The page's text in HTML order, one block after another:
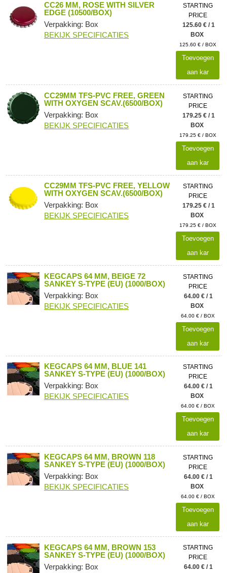
CC26 MM, ROSE WITH SILVER
EDGE (10500/BOX)
Verpakking: Box
BEKIJK SPECIFICATIES
STARTING
PRICE
125.60 € / 1
BOX
125.60 € / BOX
Toevoegen
aan kar
CC29MM TFS-PVC FREE, GREEN
WITH OXYGEN SCAV.(6500/BOX)
Verpakking: Box
BEKIJK SPECIFICATIES
STARTING
PRICE
179.25 € / 1
BOX
179.25 € / BOX
Toevoegen
aan kar
CC29MM TFS-PVC FREE, YELLOW
WITH OXYGEN SCAV.(6500/BOX)
Verpakking: Box
BEKIJK SPECIFICATIES
STARTING
PRICE
179.25 € / 1
BOX
179.25 € / BOX
Toevoegen
aan kar
KEGCAPS 64 MM, BEIGE 72
SANKEY S-TYPE (EU) (1000/BOX)
Verpakking: Box
BEKIJK SPECIFICATIES
STARTING
PRICE
64.00 € / 1
BOX
64.00 € / BOX
Toevoegen
aan kar
KEGCAPS 64 MM, BLUE 141
SANKEY S-TYPE (EU) (1000/BOX)
Verpakking: Box
BEKIJK SPECIFICATIES
STARTING
PRICE
64.00 € / 1
BOX
64.00 € / BOX
Toevoegen
aan kar
KEGCAPS 64 MM, BROWN 118
SANKEY S-TYPE (EU) (1000/BOX)
Verpakking: Box
BEKIJK SPECIFICATIES
STARTING
PRICE
64.00 € / 1
BOX
64.00 € / BOX
Toevoegen
aan kar
KEGCAPS 64 MM, BROWN 153
SANKEY S-TYPE (EU) (1000/BOX)
Verpakking: Box
STARTING
PRICE
64.00 € / 1